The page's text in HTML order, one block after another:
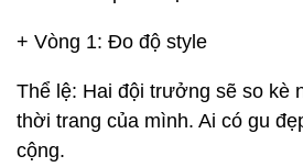
+ Vòng 1: Đo độ style
Thể lệ: Hai đội trưởng sẽ so kè
thời trang của mình. Ai có gu
cộng.